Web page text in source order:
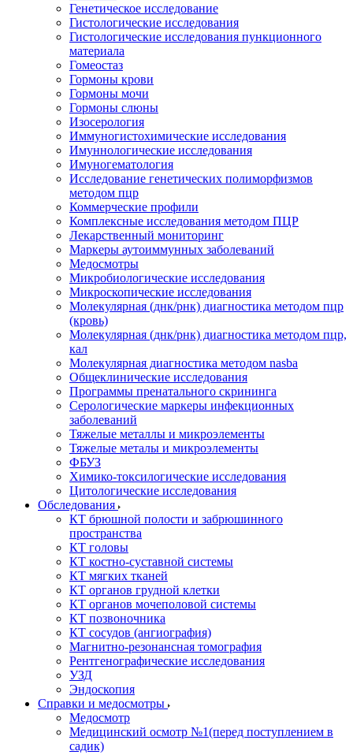
Генетическое исследование
Гистологические исследования
Гистологические исследования пункционного
материала
Гомеостаз
Гормоны крови
Гормоны мочи
Гормоны слюны
Изосерология
Иммуногистохимические исследования
Имуннологические исследования
Имуногематология
Исследование генетических полиморфизмов
методом пцр
Коммерческие профили
Комплексные исследования методом ПЦР
Лекарственный мониторинг
Маркеры аутоиммунных заболеваний
Медосмотры
Микробиологические исследования
Микроскопические исследования
Молекулярная (днк/рнк) диагностика методом пцр
(кровь)
Молекулярная (днк/рнк) диагностика методом пцр,
кал
Молекулярная диагностика методом nasba
Общеклинические исследования
Программы пренатального скрининга
Серологические маркеры инфекционных
заболеваний
Тяжелые металлы и микроэлементы
Тяжелые металы и микроэлементы
ФБУЗ
Химико-токсилогические исследования
Цитологические исследования
Обследования
КТ брюшной полости и забрюшинного
пространства
КТ головы
КТ костно-суставной системы
КТ мягких тканей
КТ органов грудной клетки
КТ органов мочеполовой системы
КТ позвоночника
КТ сосудов (ангиография)
Магнитно-резонансная томография
Рентгенографические исследования
УЗД
Эндоскопия
Справки и медосмотры
Медосмотр
Медицинский осмотр №1(перед поступлением в
садик)